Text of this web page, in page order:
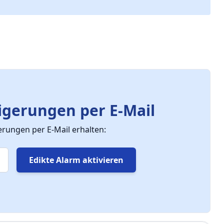
per E-Mail
per E-Mail erhalten:
Edikte Alarm aktivieren